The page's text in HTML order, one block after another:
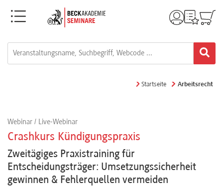
Menü
e-
Startseite Arbeitsrecht
Webinar / Live-Webinar
Crashkurs Kündigungspraxis
Zweitägiges Praxistraining für
Entscheidungsträger: Umsetzungssicherheit
gewinnen & Fehlerquellen vermeiden